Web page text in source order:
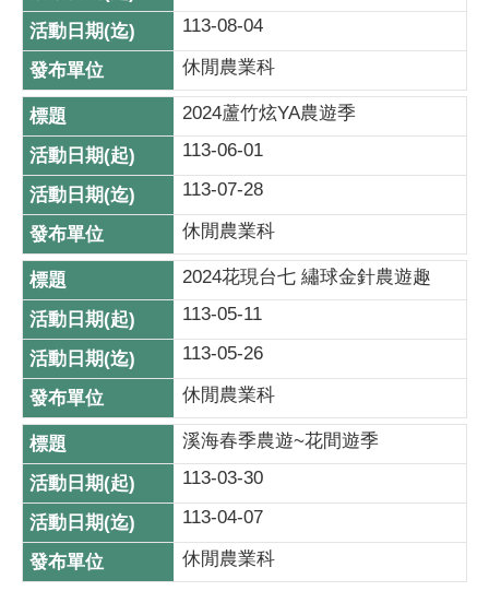
113-08-04
休閒農業科
2024蘆竹炫YA農遊季
113-06-01
113-07-28
休閒農業科
2024花現台七 繡球金針農遊趣
113-05-11
113-05-26
休閒農業科
溪海春季農遊~花間遊季
113-03-30
113-04-07
休閒農業科